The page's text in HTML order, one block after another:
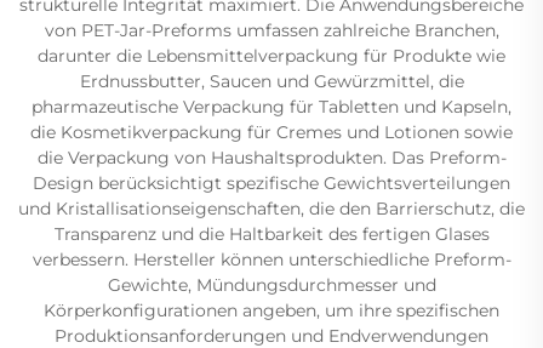
strukturelle Integrität maximiert. Die Anwendungsbereiche
von PET-Jar-Preforms umfassen zahlreiche Branchen,
darunter die Lebensmittelverpackung für Produkte wie
Erdnussbutter, Saucen und Gewürzmittel, die
pharmazeutische Verpackung für Tabletten und Kapseln,
die Kosmetikverpackung für Cremes und Lotionen sowie
die Verpackung von Haushaltsprodukten. Das Preform-
Design berücksichtigt spezifische Gewichtsverteilungen
und Kristallisationseigenschaften, die den Barrierschutz, die
Transparenz und die Haltbarkeit des fertigen Glases
verbessern. Hersteller können unterschiedliche Preform-
Gewichte, Mündungsdurchmesser und
Körperkonfigurationen angeben, um ihre spezifischen
Produktionsanforderungen und Endverwendungen